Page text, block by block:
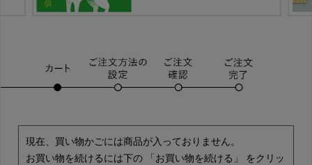
現在、買い物かごには商品が入っておりません。
お買い物を続けるには下の 「お買い物を続ける」 をクリッ